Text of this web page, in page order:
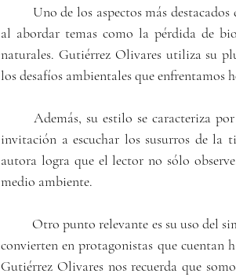
al abordar temas como la pérdida de
naturales. Gutiérrez Olivares utiliza su
los desafíos ambientales que enfrentamos
invitación a escuchar los susurros de la
autora logra que el lector no sólo
medio ambiente.
convierten en protagonistas que cuentan
Gutiérrez Olivares nos recuerda que